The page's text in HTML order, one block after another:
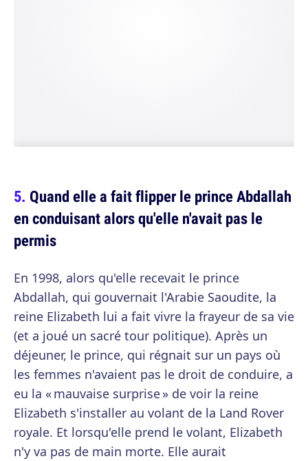
Quand elle a fait flipper le prince Abdallah
en conduisant alors qu'elle n'avait pas le
permis
En 1998, alors qu'elle recevait le prince
Abdallah, qui gouvernait l'Arabie Saoudite, la
reine Elizabeth lui a fait vivre la frayeur de sa vie
(et a joué un sacré tour politique). Après un
déjeuner, le prince, qui régnait sur un pays où
les femmes n'avaient pas le droit de conduire, a
eu la « mauvaise surprise » de voir la reine
Elizabeth s'installer au volant de la Land Rover
royale. Et lorsqu'elle prend le volant, Elizabeth
n'y va pas de main morte. Elle aurait